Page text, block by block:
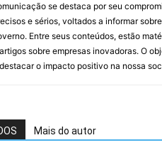
se destaca por seu
e sérios, voltados a informar
Entre seus conteúdos, estão
sobre empresas inovadoras. O
o impacto positivo na nossa
Mais do autor